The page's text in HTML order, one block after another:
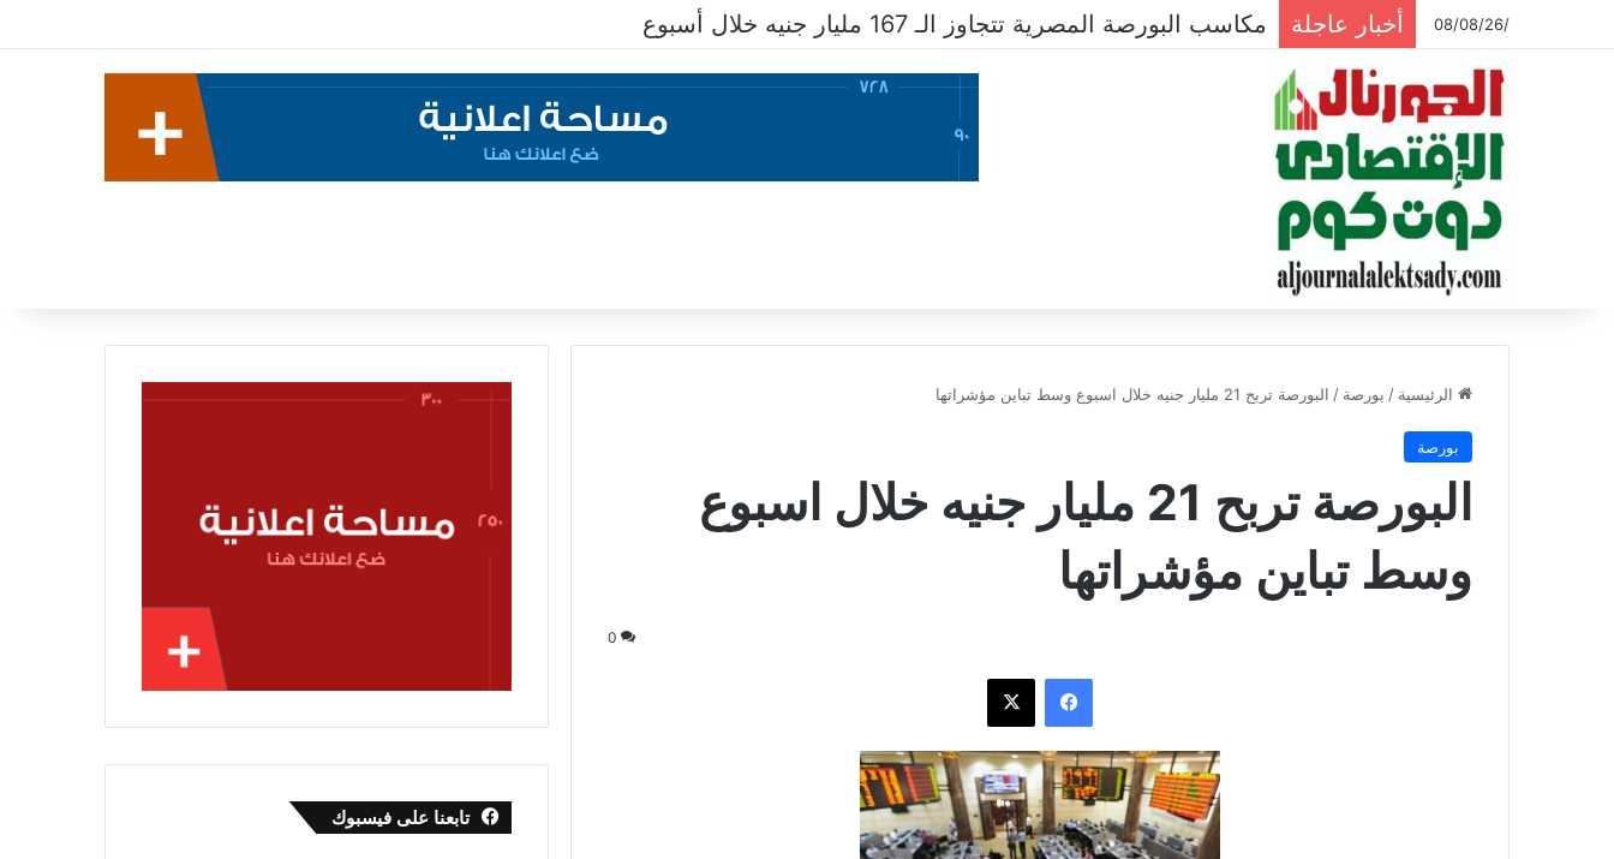
/08/08/26 أخبار عاجلة قيم تداولات البورصة تتراجع لـ 604.4 مليار جنيه فى أسبوع
الرئيسية / بورصة / البورصة تربح 21 مليار جنيه خلال اسبوع وسط تباين مؤشراتها
بورصة
البورصة تربح 21 مليار جنيه خلال اسبوع
وسط تباين مؤشراتها
0
فيسبوك ‫X
تابعنا على فيسبوك